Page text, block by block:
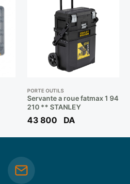
PORTE OUTILS
Servante a roue fatmax 1 94
210 ** STANLEY
43 800 DA